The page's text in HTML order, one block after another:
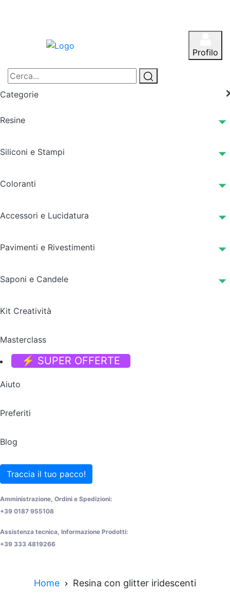
Profilo
Categorie
Resine
Siliconi e Stampi
Coloranti
Accessori e Lucidatura
Pavimenti e Rivestimenti
Saponi e Candele
Kit Creatività
Masterclass
⚡ SUPER OFFERTE
Aiuto
Preferiti
Blog
Traccia il tuo pacco!
Amministrazione, Ordini e Spedizioni:
+39 0187 955108
Assistenza tecnica, Informazione Prodotti:
+39 333 4819266
Home Resina con glitter iridescenti